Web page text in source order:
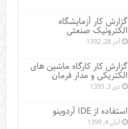
گزارش کار آزمایشگاه
الکترونیک صنعتی
آذر 28, 1392
گزارش کار کارگاه ماشین های
الکتریکی و مدار فرمان
دی 3, 1393
استفاده از IDE آردوینو
آبان 4, 1399